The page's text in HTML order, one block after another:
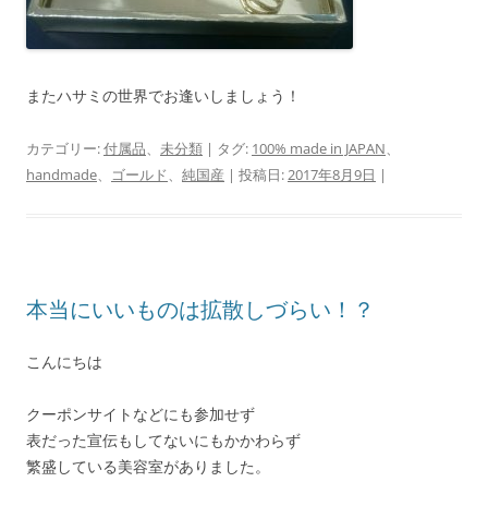
またハサミの世界でお逢いしましょう！
カテゴリー:付属品、 未分類 | タグ: 100% made in JAPAN、
handmade、 ゴールド、 純国産 | 投稿日:2017年8月9日 |
本当にいいものは拡散しづらい！？
こんにちは
クーポンサイトなどにも参加せず
表だった宣伝もしてないにもかかわらず
繁盛している美容室がありました。